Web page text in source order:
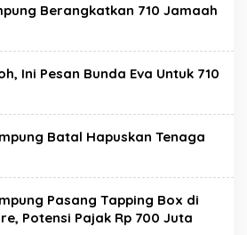
Berangkatkan 710 Jamaah
Ini Pesan Bunda Eva Untuk 710
Batal Hapuskan Tenaga
Pasang Tapping Box di
Potensi Pajak Rp 700 Juta